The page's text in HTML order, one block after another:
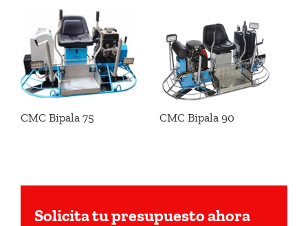
CMC Bipala 75 CMC Bipala 90
Solicita tu presupuesto ahora